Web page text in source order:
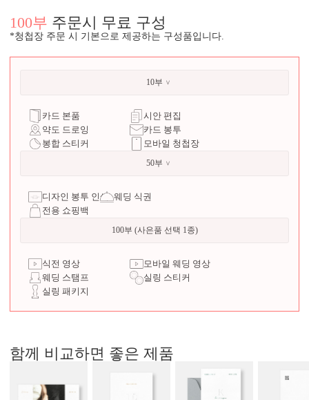
100부 주문시 무료 구성
*청첩장 주문 시 기본으로 제공하는 구성품입니다.
10부
카드 본품
시안 편집
약도 드로잉
카드 봉투
봉합 스티커
모바일 청첩장
50부
디자인 봉투 인쇄 웨딩 식권
전용 쇼핑백
100부 (사은품 선택 1종)
식전 영상
모바일 웨딩 영상
웨딩 스탬프
실링 스티커
실링 패키지
함께 비교하면 좋은 제품